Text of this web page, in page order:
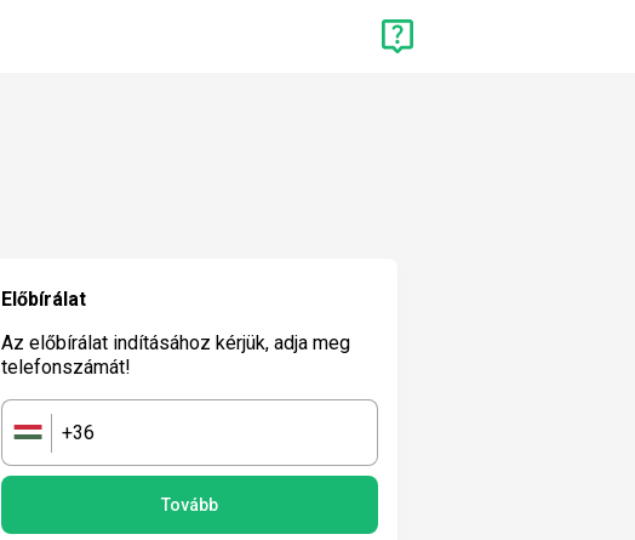
Előbírálat
Az előbírálat indításához kérjük, adja meg
telefonszámát!
🇭🇺 +36
Tovább